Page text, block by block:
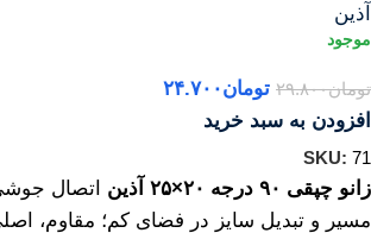
آذین
تومان۲۹.۸۰۰ تومان۲۴.۷۰۰
افزودن به سبد خرید
SKU: 71
زانو چپقی ۹۰ درجه ۲۰×۲۵ آذین
مسیر و تبدیل سایز در فضای کم؛ مقاوم،